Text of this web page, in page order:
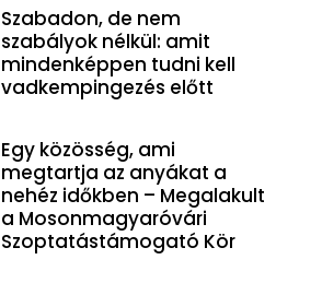
Szabadon, de nem
szabályok nélkül: amit
mindenképpen tudni kell
vadkempingezés előtt
Egy közösség, ami
megtartja az anyákat a
nehéz időkben – Megalakult
a Mosonmagyaróvári
Szoptatástámogató Kör